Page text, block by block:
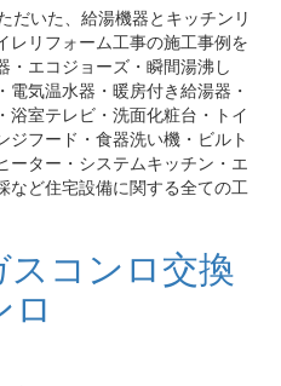
だいた、給湯機器とキッチンリ
レリフォーム工事の施工事例を
・エコジョーズ・瞬間湯沸し
気温水器・暖房付き給湯器・
浴室テレビ・洗面化粧台・トイ
ジフード・食器洗い機・ビルト
ーター・システムキッチン・エ
など住宅設備に関する全ての工
コンロ交換